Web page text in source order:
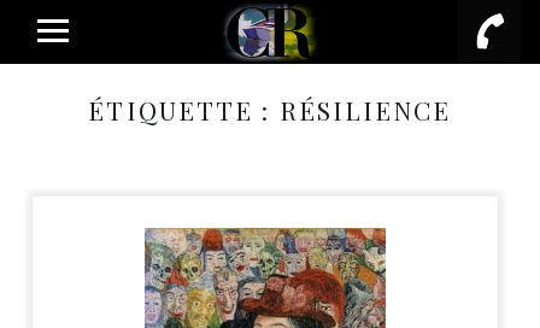
PRIMARY MENU
ÉTIQUETTE : RÉSILIENCE